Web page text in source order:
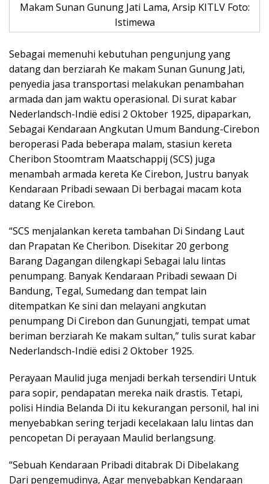
Makam Sunan Gunung Jati Lama, Arsip KITLV Foto:
Istimewa
Sebagai memenuhi kebutuhan pengunjung yang
datang dan berziarah Ke makam Sunan Gunung Jati,
penyedia jasa transportasi melakukan penambahan
armada dan jam waktu operasional. Di surat kabar
Nederlandsch-Indië edisi 2 Oktober 1925, dipaparkan,
Sebagai Kendaraan Angkutan Umum Bandung-Cirebon
beroperasi Pada beberapa malam, stasiun kereta
Cheribon Stoomtram Maatschappij (SCS) juga
menambah armada kereta Ke Cirebon, Justru banyak
Kendaraan Pribadi sewaan Di berbagai macam kota
datang Ke Cirebon.
“SCS menjalankan kereta tambahan Di Sindang Laut
dan Prapatan Ke Cheribon. Disekitar 20 gerbong
Barang Dagangan dilengkapi Sebagai lalu lintas
penumpang. Banyak Kendaraan Pribadi sewaan Di
Bandung, Tegal, Sumedang dan tempat lain
ditempatkan Ke sini dan melayani angkutan
penumpang Di Cirebon dan Gunungjati, tempat umat
beriman berziarah Ke makam sultan,” tulis surat kabar
Nederlandsch-Indië edisi 2 Oktober 1925.
Perayaan Maulid juga menjadi berkah tersendiri Untuk
para sopir, pendapatan mereka naik drastis. Tetapi,
polisi Hindia Belanda Di itu kekurangan personil, hal ini
menyebabkan sering terjadi kecelakaan lalu lintas dan
pencopetan Di perayaan Maulid berlangsung.
“Sebuah Kendaraan Pribadi ditabrak Di Dibelakang
Dari pengemudinya, Agar menyebabkan Kendaraan